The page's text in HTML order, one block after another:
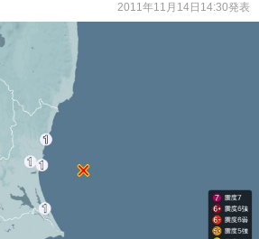
2011年11月14日14:30発表